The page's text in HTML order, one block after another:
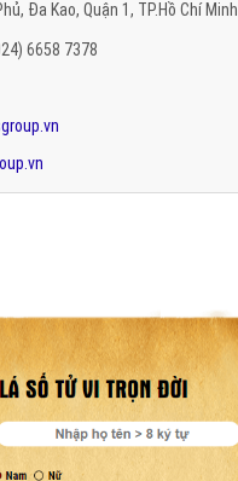
Đa Kao, Quận 1, TP.Hồ Chí Minh
6658 7378